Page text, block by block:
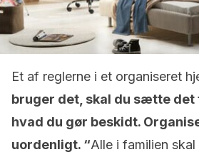
Et af reglerne i et organiseret
bruger det, skal du sætte det
hvad du gør beskidt.
uordenligt. “Alle i familien